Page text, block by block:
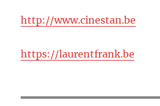
http://www.cinestan.be
https://laurentfrank.be